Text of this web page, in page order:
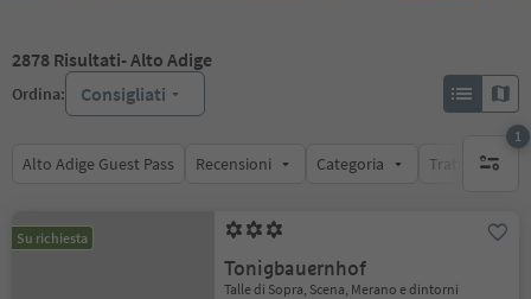
2878 Risultati- Alto Adige
Ordina: Consigliati
Alto Adige Guest Pass Recensioni Categoria Trattamento
1
1 filtro
Su richiesta
Tonigbauernhof
Talle di Sopra, Scena, Merano e dintorni